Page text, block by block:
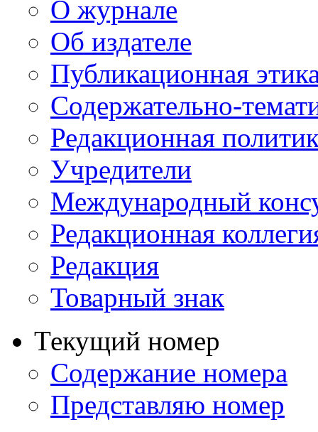
О журнале
Об издателе
Публикационная
Содержательно-
Редакционная
Учредители
Международный
Редакционная
Редакция
Товарный знак
Текущий номер
Содержание номера
Представляю номер